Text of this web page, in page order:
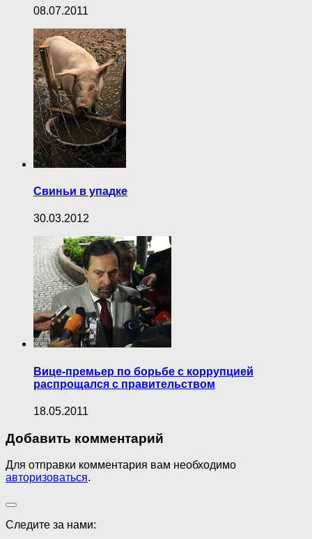
08.07.2011
Свиньи в упадке
30.03.2012
Вице-премьер по борьбе с коррупцией
распрощался с правительством
18.05.2011
Добавить комментарий
Для отправки комментария вам необходимо
авторизоваться.
Следите за нами: